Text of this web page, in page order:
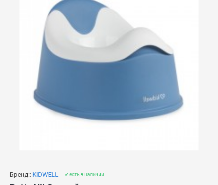
Бренд:: KIDWELL ✔ есть в наличии